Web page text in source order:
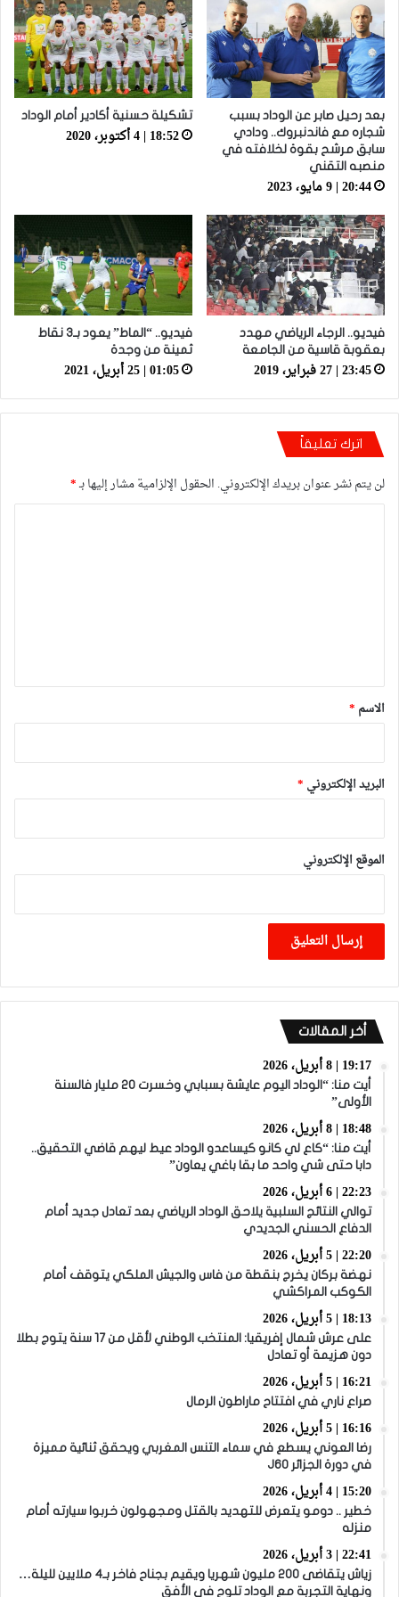
بعد رحيل صابر عن الوداد بسبب
شجاره مع فاندنبروك.. ودادي
سابق مرشح بقوة لخلافته في
منصبه التقني
20:44 | 9 مايو، 2023
تشكيلة حسنية أكادير أمام الوداد
18:52 | 4 أكتوبر، 2020
فيديو.. الرجاء الرياضي مهدد
بعقوبة قاسية من الجامعة
23:45 | 27 فبراير، 2019
فيديو.. “الماط” يعود بـ3 نقاط
ثمينة من وجدة
01:05 | 25 أبريل، 2021
اترك تعليقاً
لن يتم نشر عنوان بريدك الإلكتروني. الحقول الإلزامية مشار إليها بـ*
*
الاسم *
البريد الإلكتروني *
الموقع الإلكتروني
أخر المقالات
19:17 | 8 أبريل، 2026
أيت منا: “الوداد اليوم عايشة بسبابي وخسرت 20 مليار فالسنة
الأولى”
18:48 | 8 أبريل، 2026
أيت منا: “كاع لي كانو كيساعدو الوداد عيط ليهم قاضي التحقيق..
دابا حتى شي واحد ما بقا باغي يعاون”
22:23 | 6 أبريل، 2026
توالي النتائج السلبية يلاحق الوداد الرياضي بعد تعادل جديد أمام
الدفاع الحسني الجديدي
22:20 | 5 أبريل، 2026
نهضة بركان يخرج بنقطة من فاس والجيش الملكي يتوقف أمام
الكوكب المراكشي
18:13 | 5 أبريل، 2026
على عرش شمال إفريقيا: المنتخب الوطني لأقل من 17 سنة يتوج بطلا
دون هزيمة أو تعادل
16:21 | 5 أبريل، 2026
صراع ناري في افتتاح ماراطون الرمال
16:16 | 5 أبريل، 2026
رضا العوني يسطع في سماء التنس المغربي ويحقق ثنائية مميزة
في دورة الجزائر J60
15:20 | 4 أبريل، 2026
خطير .. دومو يتعرض للتهديد بالقتل ومجهولون خربوا سيارته أمام
منزله
22:41 | 3 أبريل، 2026
زياش يتقاضى 200 مليون شهريا ويقيم بجناح فاخر بـ4 ملايين لليلة…
ونهاية التجربة مع الوداد تلوح في الأفق